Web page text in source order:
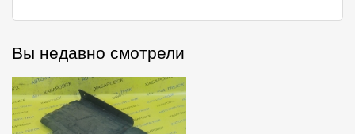
Вы недавно смотрели